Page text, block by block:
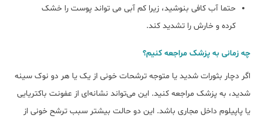
حتما آب کافی بنوشید، زیرا کم آبی می تواند پوست را خشک
کرده و خارش را تشدید کند.
چه زمانی به پزشک مراجعه کنیم؟
اگر دچار بثورات شدید یا متوجه ترشحات خونی از یک یا هر دو نوک سینه
شدید، به پزشک مراجعه کنید. این می‌تواند نشانه‌ای از عفونت باکتریایی
یا پاپیلوم داخل مجاری باشد. این دو حالت بیشتر سبب ترشح خونی از